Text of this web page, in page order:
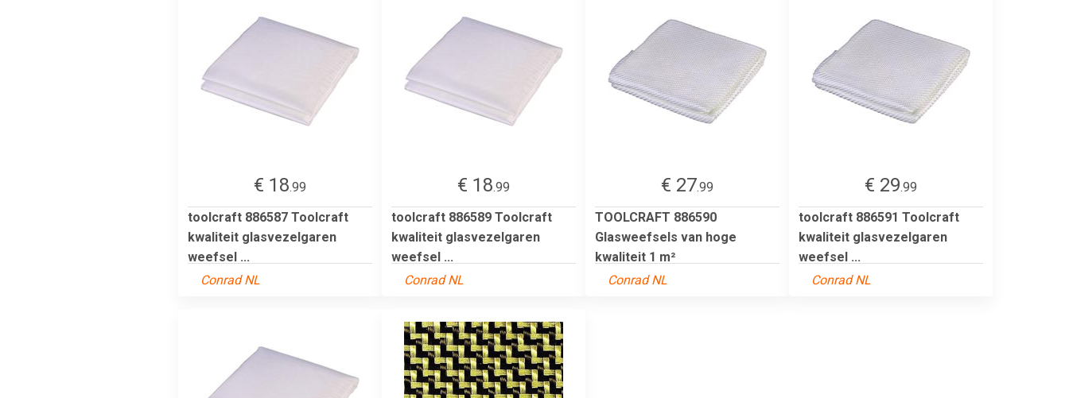
€ 18.99
toolcraft 886587 Toolcraft
kwaliteit glasvezelgaren
weefsel ...
Conrad NL
€ 18.99
toolcraft 886589 Toolcraft
kwaliteit glasvezelgaren
weefsel ...
Conrad NL
€ 27.99
TOOLCRAFT 886590
Glasweefsels van hoge
kwaliteit 1 m²
Conrad NL
€ 29.99
toolcraft 886591 Toolcraft
kwaliteit glasvezelgaren
weefsel ...
Conrad NL